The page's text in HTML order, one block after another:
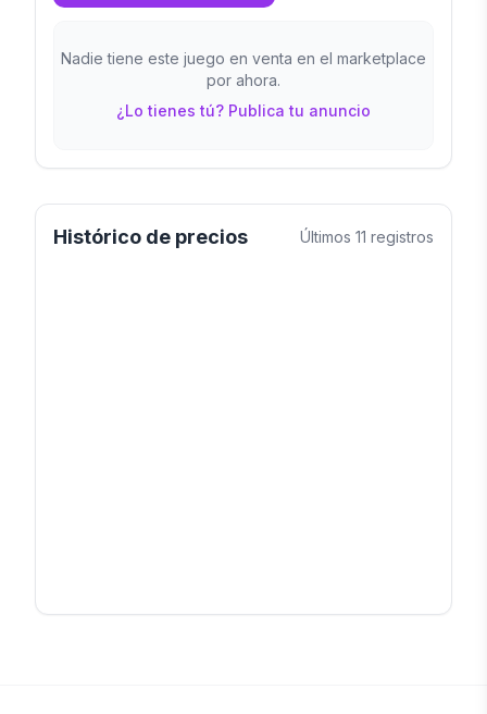
logros; y las tropas, imprescindibles para las
Nadie tiene este juego en venta en el marketplace
por ahora.
¿Lo tienes tú? Publica tu anuncio
Histórico de precios Últimos 11 registros